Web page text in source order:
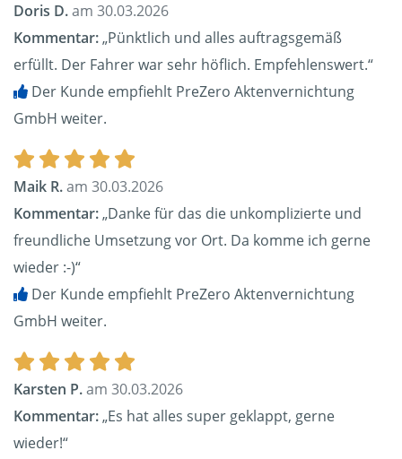
Doris D.am 30.03.2026
Kommentar:„Pünktlich und alles auftragsgemäß
erfüllt. Der Fahrer war sehr höflich. Empfehlenswert.“
Der Kunde empfiehlt PreZero Aktenvernichtung
GmbH weiter.
Maik R.am 30.03.2026
Kommentar:„Danke für das die unkomplizierte und
freundliche Umsetzung vor Ort. Da komme ich gerne
wieder :-)“
Der Kunde empfiehlt PreZero Aktenvernichtung
GmbH weiter.
Karsten P.am 30.03.2026
Kommentar:„Es hat alles super geklappt, gerne
wieder!“